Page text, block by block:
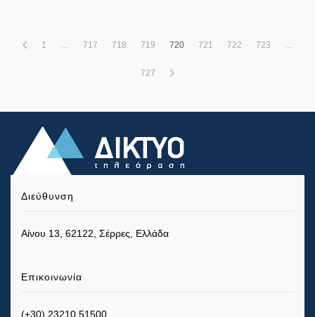
1 717 718 719 720 721 722 723
727
Διεύθυνση
Αίνου 13, 62122, Σέρρες, Ελλάδα
Επικοινωνία
(+30) 23210 51500